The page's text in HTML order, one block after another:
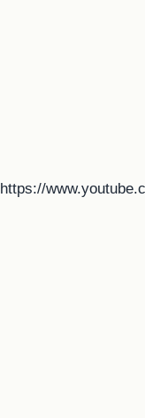
https://